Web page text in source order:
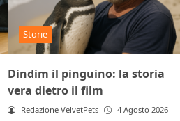
Storie
Dindim il pinguino: la storia
vera dietro il film
Redazione VelvetPets 4 Agosto 2026